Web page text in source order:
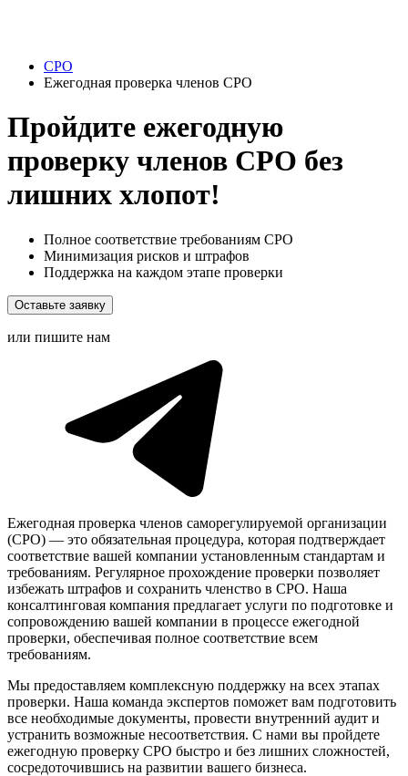
СРО
Ежегодная проверка членов СРО
Пройдите ежегодную
проверку членов СРО без
лишних хлопот!
Полное соответствие требованиям СРО
Минимизация рисков и штрафов
Поддержка на каждом этапе проверки
Оставьте заявку
или пишите нам
Ежегодная проверка членов саморегулируемой организации
(СРО) — это обязательная процедура, которая подтверждает
соответствие вашей компании установленным стандартам и
требованиям. Регулярное прохождение проверки позволяет
избежать штрафов и сохранить членство в СРО. Наша
консалтинговая компания предлагает услуги по подготовке и
сопровождению вашей компании в процессе ежегодной
проверки, обеспечивая полное соответствие всем
требованиям.
Мы предоставляем комплексную поддержку на всех этапах
проверки. Наша команда экспертов поможет вам подготовить
все необходимые документы, провести внутренний аудит и
устранить возможные несоответствия. С нами вы пройдете
ежегодную проверку СРО быстро и без лишних сложностей,
сосредоточившись на развитии вашего бизнеса.